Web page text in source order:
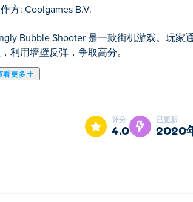
方: Coolgames B.V.
Bubble Shooter 是一款街机游戏。玩家
利用墙壁反弹，争取高分。
看更多
Bubble Shooter是我们的精选智力游
评分
4.0
已更新
2020